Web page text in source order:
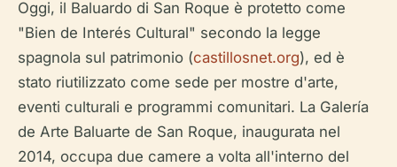
Oggi, il Baluardo di San Roque è protetto come
"Bien de Interés Cultural" secondo la legge
spagnola sul patrimonio (castillosnet.org), ed è
stato riutilizzato come sede per mostre d'arte,
eventi culturali e programmi comunitari. La Galería
de Arte Baluarte de San Roque, inaugurata nel
2014, occupa due camere a volta all'interno del